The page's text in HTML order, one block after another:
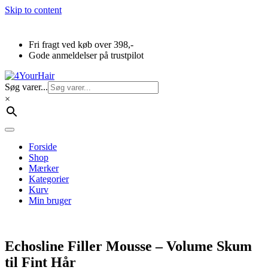
Skip to content
Fri fragt ved køb over 398,-
Gode anmeldelser på trustpilot
Søg varer...
×
Forside
Shop
Mærker
Kategorier
Kurv
Min bruger
Echosline Filler Mousse – Volume Skum
til Fint Hår